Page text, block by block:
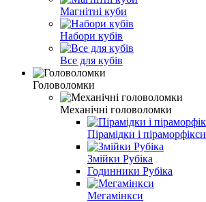
Магнітні куби
Набори кубів
Все для кубів
Головоломки
Механічні головоломки
Пірамідки і піраморфікси
Змійки Рубіка
Годинники Рубіка
Мегамінкси